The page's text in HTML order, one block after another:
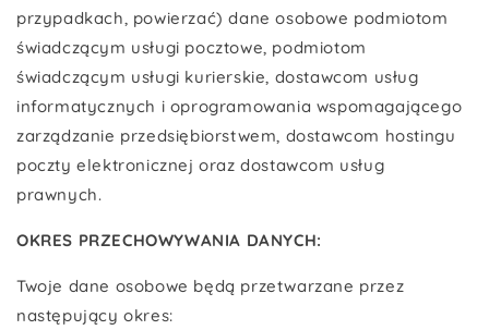
przypadkach, powierzać) dane osobowe podmiotom
świadczącym usługi pocztowe, podmiotom
świadczącym usługi kurierskie, dostawcom usług
informatycznych i oprogramowania wspomagającego
zarządzanie przedsiębiorstwem, dostawcom hostingu
poczty elektronicznej oraz dostawcom usług
prawnych.
OKRES PRZECHOWYWANIA DANYCH:
Twoje dane osobowe będą przetwarzane przez
następujący okres: